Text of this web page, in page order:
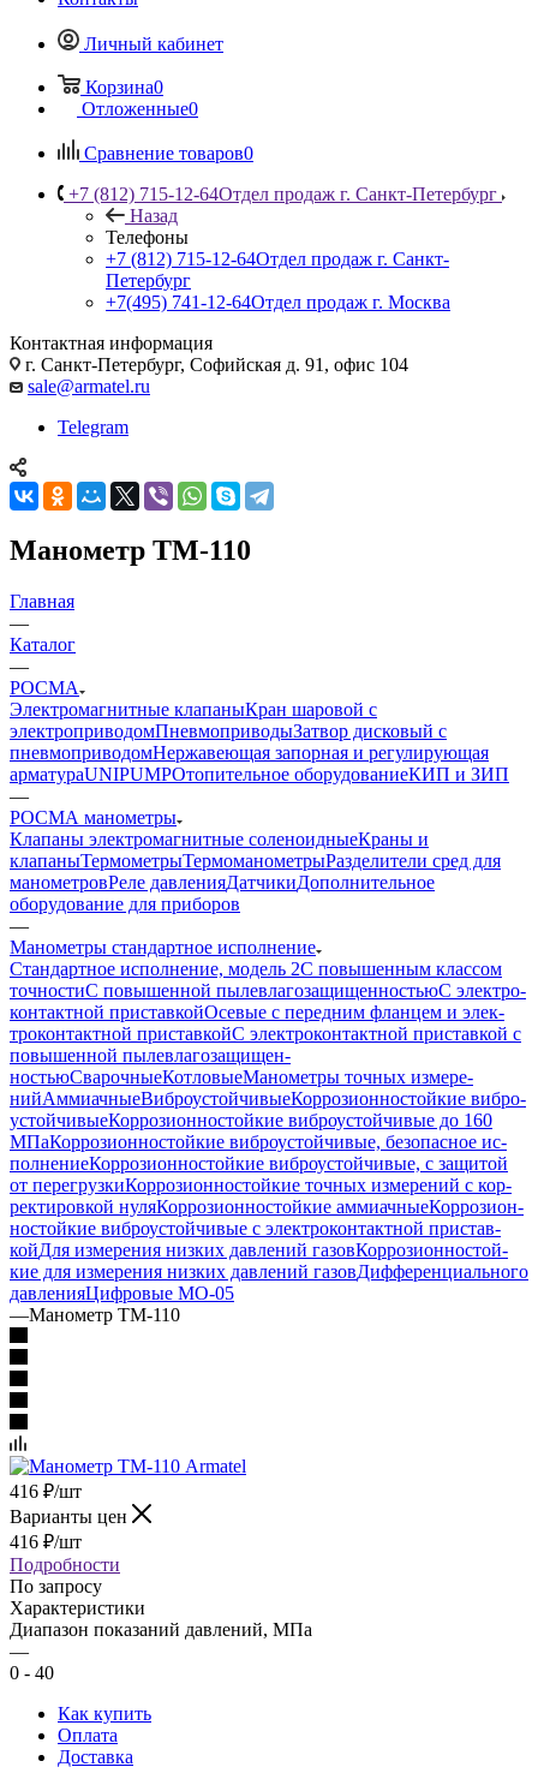
Личный кабинет
Корзина0
Отложенные0
Сравнение товаров0
+7 (812) 715-12-64Отдел продаж г. Санкт-Петербург
Назад
Телефоны
+7 (812) 715-12-64Отдел продаж г. Санкт-
Петербург
+7(495) 741-12-64Отдел продаж г. Москва
Контактная информация
г. Санкт-Петербург, Софийская д. 91, офис 104
sale@armatel.ru
Telegram
Манометр ТМ-110
Главная
—
Каталог
—
РОСМА
Электромагнитные клапаныКран шаровой с
электроприводомПневмоприводыЗатвор дисковый с
пневмоприводомНержавеющая запорная и регулирующая
арматураUNIPUMPОтопительное оборудованиеКИП и ЗИП
—
РОСМА манометры
Клапаны электромагнитные соленоидныеКраны и
клапаныТермометрыТермоманометрыРазделители сред для
манометровРеле давленияДатчикиДополнительное
оборудование для приборов
—
Манометры стандартное исполнение
Стандартное исполнение, модель 2С по­вы­шен­ным клас­сом
точностиС по­вы­шен­ной пы­ле­вла­го­защи­щен­ностьюС элек­тро­
кон­такт­ной при­став­койОсе­вые с пе­ред­ним флан­цем и элек­
тро­кон­такт­ной приставкойС элек­тро­контакт­ной при­став­кой с
по­вы­шен­ной пыле­вла­го­за­щи­щен­
ностьюСварочныеКотловыеМанометры точ­ных изме­ре­
нийАммиачныеВиб­ро­ус­той­чи­выеКор­ро­зи­он­но­стой­кие виб­ро­
ус­той­чи­выеКор­ро­зи­он­но­стой­кие виб­ро­ус­той­чи­вые до 160
МПаКор­ро­зи­он­но­стой­кие виб­ро­ус­той­чи­вые, бе­зо­пас­ное ис­
пол­не­ниеКор­ро­зи­он­но­стой­кие виб­ро­ус­той­чи­вые, с за­щи­той
от пе­ре­груз­киКор­ро­зи­он­но­стой­кие точ­ных изме­ре­ний с кор­
рек­ти­ров­кой нуляКор­ро­зи­он­но­стой­кие ам­ми­ач­ныеКор­ро­зи­он­
но­стой­кие виб­ро­ус­той­чи­вые с элек­тро­кон­такт­ной при­став­
койДля изме­ре­ния низ­ких дав­ле­ний га­зовКор­ро­зи­он­но­стой­
кие для изме­ре­ния низ­ких дав­ле­ний га­зовДиф­фе­рен­ци­аль­но­го
дав­ле­нияЦиф­ро­вые МО-05
—Манометр ТМ-110
416 ₽/шт
Варианты цен
416 ₽/шт
Подробности
По запросу
Характеристики
Диапазон показаний давлений, МПа
—
0 - 40
Как купить
Оплата
Доставка